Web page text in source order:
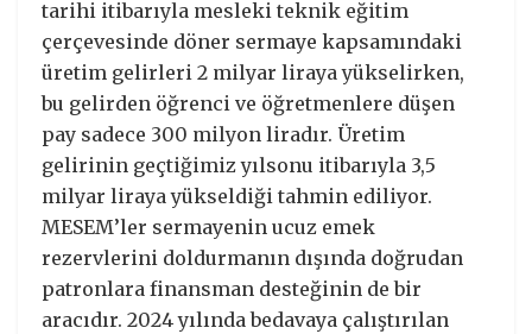
tarihi itibarıyla mesleki teknik eğitim
çerçevesinde döner sermaye kapsamındaki
üretim gelirleri 2 milyar liraya yükselirken,
bu gelirden öğrenci ve öğretmenlere düşen
pay sadece 300 milyon liradır. Üretim
gelirinin geçtiğimiz yılsonu itibarıyla 3,5
milyar liraya yükseldiği tahmin ediliyor.
MESEM’ler sermayenin ucuz emek
rezervlerini doldurmanın dışında doğrudan
patronlara finansman desteğinin de bir
aracıdır. 2024 yılında bedavaya çalıştırılan